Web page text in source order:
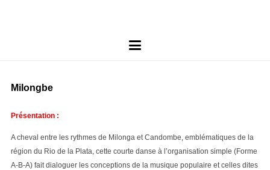
Milongbe
Présentation :
A cheval entre les rythmes de Milonga et Candombe, emblématiques de la
région du Rio de la Plata, cette courte danse à l’organisation simple (Forme
A-B-A) fait dialoguer les conceptions de la musique populaire et celles dites